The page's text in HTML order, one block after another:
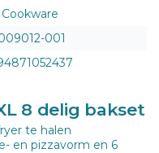
Cookware
001
8 delig bakset
te halen
en pizzavorm en 6